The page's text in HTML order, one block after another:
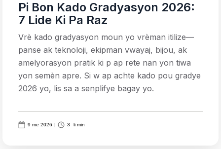
Pi Bon Kado Gradyasyon 2026:
7 Lide Ki Pa Raz
Vrè kado gradyasyon moun yo vrèman itilize—
panse ak teknoloji, ekipman vwayaj, bijou, ak
amelyorasyon pratik ki p ap rete nan yon tiwa
yon semèn apre. Si w ap achte kado pou gradye
2026 yo, lis sa a senplifye bagay yo.
9 me 2026 | 3 li min